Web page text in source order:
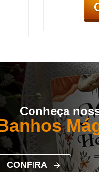
Conheça
CONFIRA